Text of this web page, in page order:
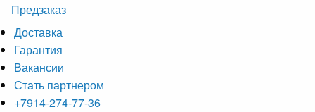
Предзаказ
Доставка
Гарантия
Вакансии
Стать партнером
+7914-274-77-36